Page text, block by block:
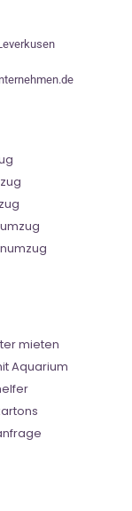
mieten
Aquarium